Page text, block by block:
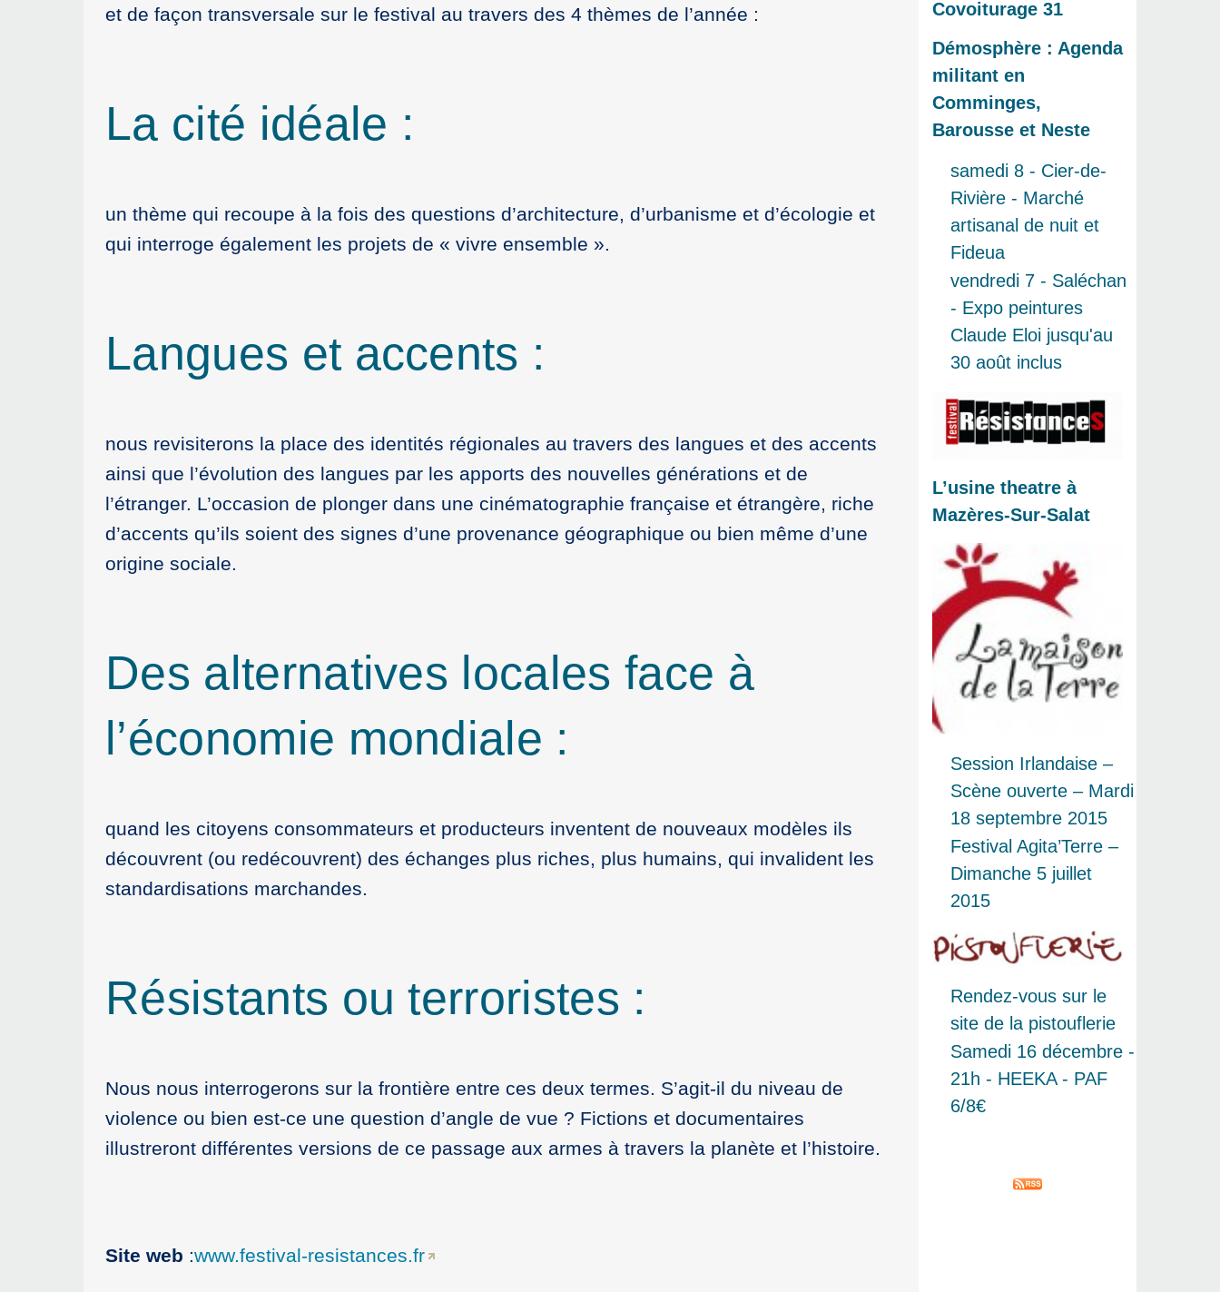
et de façon transversale sur le festival au travers des 4 thèmes de l’année :
La cité idéale :
un thème qui recoupe à la fois des questions d’architecture, d’urbanisme et d’écologie et
qui interroge également les projets de « vivre ensemble ».
Langues et accents :
nous revisiterons la place des identités régionales au travers des langues et des accents
ainsi que l’évolution des langues par les apports des nouvelles générations et de
l’étranger. L’occasion de plonger dans une cinématographie française et étrangère, riche
d’accents qu’ils soient des signes d’une provenance géographique ou bien même d’une
origine sociale.
Des alternatives locales face à
l’économie mondiale :
quand les citoyens consommateurs et producteurs inventent de nouveaux modèles ils
découvrent (ou redécouvrent) des échanges plus riches, plus humains, qui invalident les
standardisations marchandes.
Résistants ou terroristes :
Nous nous interrogerons sur la frontière entre ces deux termes. S’agit-il du niveau de
violence ou bien est-ce une question d’angle de vue ? Fictions et documentaires
illustreront différentes versions de ce passage aux armes à travers la planète et l’histoire.
Site web :www.festival-resistances.fr
Covoiturage 31
Démosphère : Agenda
militant en
Comminges,
Barousse et Neste
samedi 8 - Cier-de-
Rivière - Marché
artisanal de nuit et
Fideua
vendredi 7 - Saléchan
- Expo peintures
Claude Eloi jusqu'au
30 août inclus
L’usine theatre à
Mazères-Sur-Salat
Session Irlandaise –
Scène ouverte – Mardi
18 septembre 2015
Festival Agita’Terre –
Dimanche 5 juillet
2015
Rendez-vous sur le
site de la pistouflerie
Samedi 16 décembre -
21h - HEEKA - PAF
6/8€